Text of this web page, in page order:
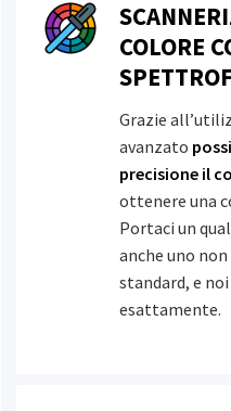
COLORE
Grazie
avanzato
precisione il
ottenere una
Portaci un
anche uno
standard, e
esattamente.
Owatrol
San Marco
Sestriere